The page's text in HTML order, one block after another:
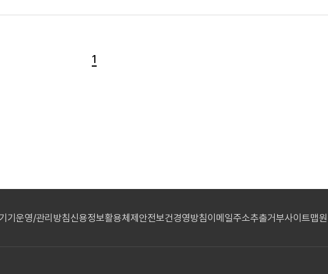
1
기운영/관리방침신용정보활용체제 안전보건경영방침이메일주소추출거부사이트맵